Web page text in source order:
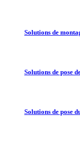
Solutions de
Solutions de pose
Solutions de pose